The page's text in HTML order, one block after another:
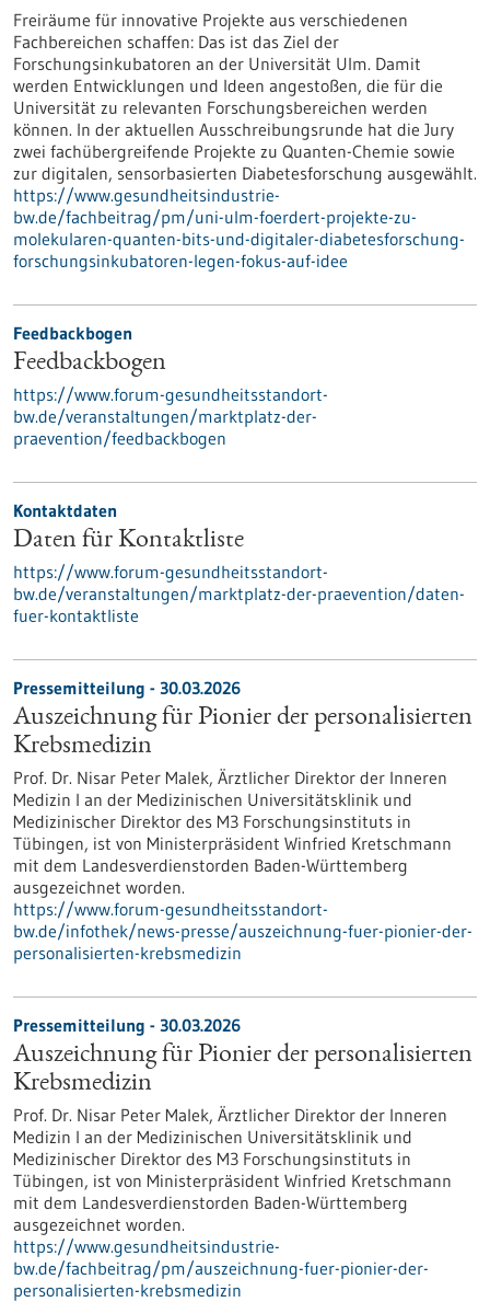
Freiräume für innovative Projekte aus verschiedenen
Fachbereichen schaffen: Das ist das Ziel der
Forschungsinkubatoren an der Universität Ulm. Damit
werden Entwicklungen und Ideen angestoßen, die für die
Universität zu relevanten Forschungsbereichen werden
können. In der aktuellen Ausschreibungsrunde hat die Jury
zwei fachübergreifende Projekte zu Quanten-Chemie sowie
zur digitalen, sensorbasierten Diabetesforschung ausgewählt.
https://www.gesundheitsindustrie-
bw.de/fachbeitrag/pm/uni-ulm-foerdert-projekte-zu-
molekularen-quanten-bits-und-digitaler-diabetesforschung-
forschungsinkubatoren-legen-fokus-auf-idee
Feedbackbogen
Feedbackbogen
https://www.forum-gesundheitsstandort-
bw.de/veranstaltungen/marktplatz-der-
praevention/feedbackbogen
Kontaktdaten
Daten für Kontaktliste
https://www.forum-gesundheitsstandort-
bw.de/veranstaltungen/marktplatz-der-praevention/daten-
fuer-kontaktliste
Pressemitteilung - 30.03.2026
Auszeichnung für Pionier der personalisierten
Krebsmedizin
Prof. Dr. Nisar Peter Malek, Ärztlicher Direktor der Inneren
Medizin I an der Medizinischen Universitätsklinik und
Medizinischer Direktor des M3 Forschungsinstituts in
Tübingen, ist von Ministerpräsident Winfried Kretschmann
mit dem Landesverdienstorden Baden-Württemberg
ausgezeichnet worden.
https://www.forum-gesundheitsstandort-
bw.de/infothek/news-presse/auszeichnung-fuer-pionier-der-
personalisierten-krebsmedizin
Pressemitteilung - 30.03.2026
Auszeichnung für Pionier der personalisierten
Krebsmedizin
Prof. Dr. Nisar Peter Malek, Ärztlicher Direktor der Inneren
Medizin I an der Medizinischen Universitätsklinik und
Medizinischer Direktor des M3 Forschungsinstituts in
Tübingen, ist von Ministerpräsident Winfried Kretschmann
mit dem Landesverdienstorden Baden-Württemberg
ausgezeichnet worden.
https://www.gesundheitsindustrie-
bw.de/fachbeitrag/pm/auszeichnung-fuer-pionier-der-
personalisierten-krebsmedizin